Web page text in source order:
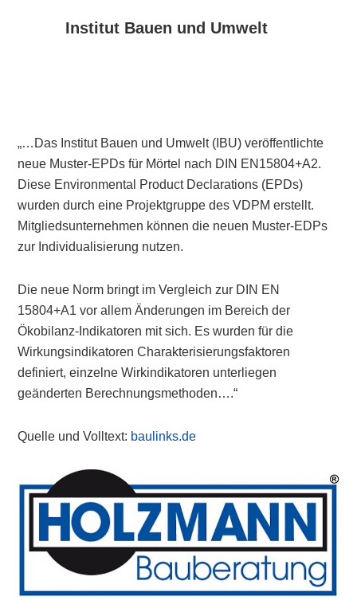
Institut Bauen und Umwelt
„…Das Institut Bauen und Umwelt (IBU) veröffentlichte
neue Muster-EPDs für Mörtel nach DIN EN15804+A2.
Diese Environmental Product Declarations (EPDs)
wurden durch eine Projektgruppe des VDPM erstellt.
Mitgliedsunternehmen können die neuen Muster-EDPs
zur Individualisierung nutzen.
Die neue Norm bringt im Vergleich zur DIN EN
15804+A1 vor allem Änderungen im Bereich der
Ökobilanz-Indikatoren mit sich. Es wurden für die
Wirkungsindikatoren Charakterisierungsfaktoren
definiert, einzelne Wirkindikatoren unterliegen
geänderten Berechnungsmethoden….“
Quelle und Volltext: baulinks.de
Primary
Sidebar